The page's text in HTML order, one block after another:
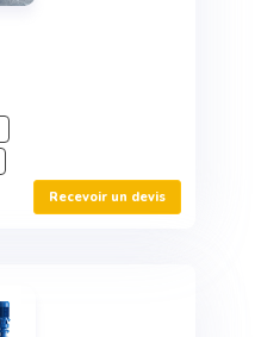
Recevoir un devis